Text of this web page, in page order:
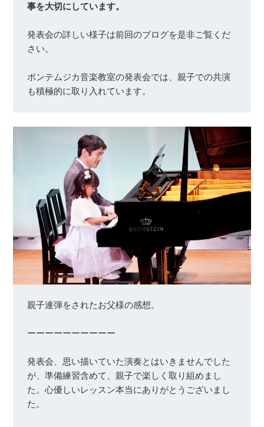
事を大切にしています。
発表会の詳しい様子は前回のブログを是非ご覧くだ
さい。
ポンテムジカ音楽教室の発表会では、親子での共演
も積極的に取り入れています。
親子連弾をされたお父様の感想。
ーーーーーーーーーー
発表会、思い描いていた演奏とはいきませんでした
が、準備練習含めて、親子で楽しく取り組めまし
た。心優しいレッスン本当にありがとうございまし
た。